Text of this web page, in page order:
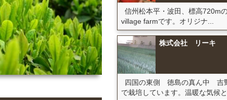
信州松本平・波田、標高720m
village farmです。オリジナ...
株式会社 リーキ
四国の東側 徳島の真ん中 吉
で栽培しています。温暖な気候